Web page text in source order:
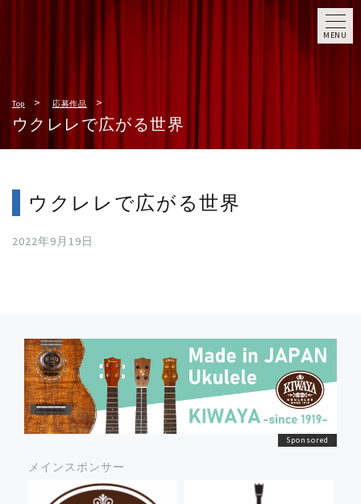
MENU
Top 応募作品
ウクレレで広がる世界
ウクレレで広がる世界
2022年9月19日
メインスポンサー